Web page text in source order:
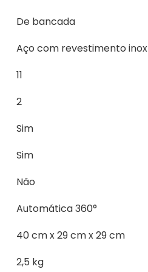
De bancada
Aço com revestimento inox
11
2
Sim
Sim
Não
Automática 360°
40 cm x 29 cm x 29 cm
2,5 kg